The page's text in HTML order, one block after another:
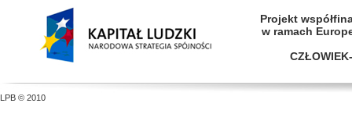
Projekt
w ramach
LPB © 2010